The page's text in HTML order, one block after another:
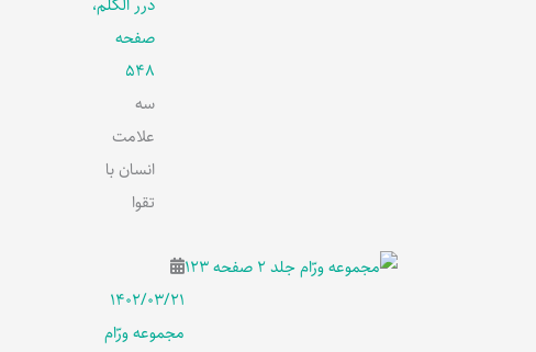
صفحه
548
سه
علامت
انسان با
تقوا
۱۴۰۲/۰۳/۲۱
مجموعه ورّام